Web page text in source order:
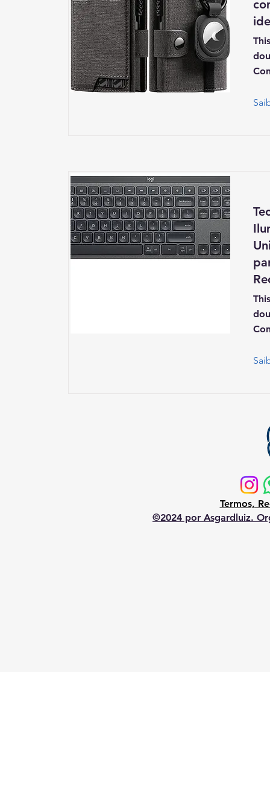
Termos,
©2024 por Asgardluiz.